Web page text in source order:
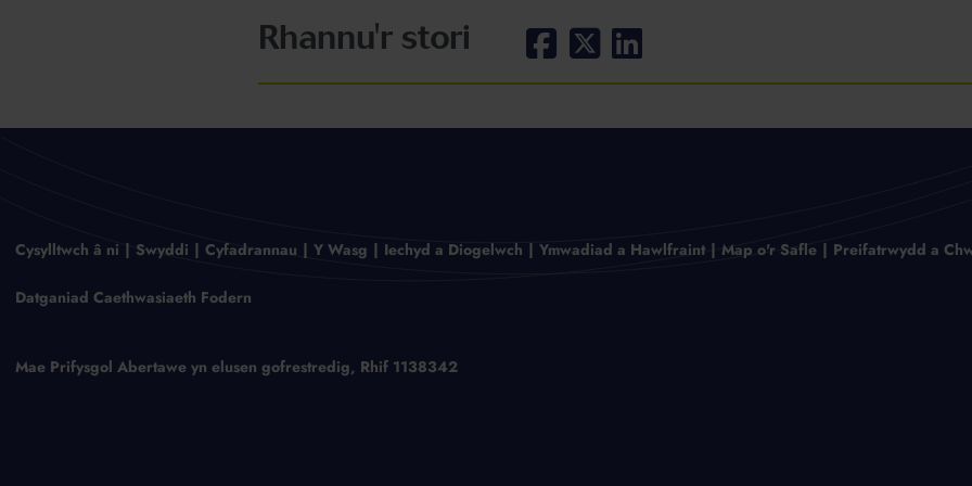
Rhannu'r stori
Cysylltwch â ni Swyddi Cyfadrannau Y Wasg Iechyd a Diogelwch Ymwadiad a Hawlfraint Map o'r Safle Preifatrwydd a
Datganiad Caethwasiaeth Fodern
Mae Prifysgol Abertawe yn elusen gofrestredig, Rhif 1138342